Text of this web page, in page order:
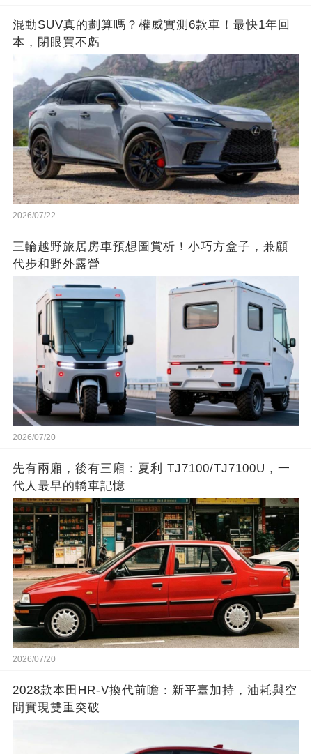
混動SUV真的劃算嗎？權威實測6款車！最快1年回
本，閉眼買不虧
2026/07/22
三輪越野旅居房車預想圖賞析！小巧方盒子，兼顧
代步和野外露營
2026/07/20
先有兩廂，後有三廂：夏利 TJ7100/TJ7100U，一
代人最早的轎車記憶
2026/07/20
2028款本田HR-V換代前瞻：新平臺加持，油耗與空
間實現雙重突破